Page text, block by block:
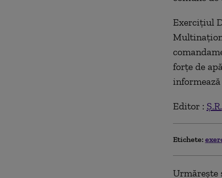
Exerciţiul
forţe de
Editor : Ș.R.
Etichete:
Urmărește